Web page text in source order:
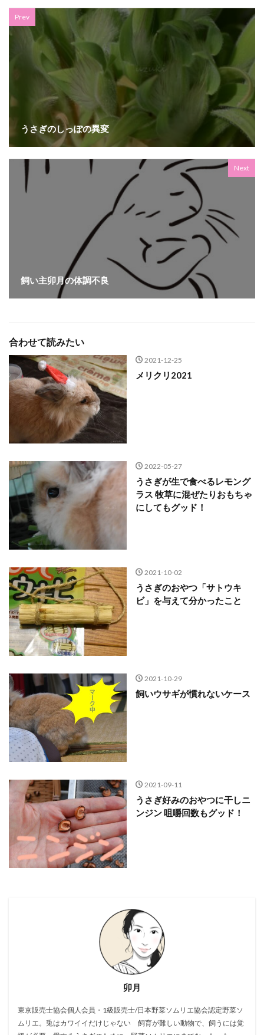
Prev
うさぎのしっぽの異変
Next
飼い主卯月の体調不良
合わせて読みたい
2021-12-25
メリクリ2021
2022-05-27
うさぎが生で食べるレモング
ラス 牧草に混ぜたりおもちゃ
にしてもグッド！
2021-10-02
うさぎのおやつ「サトウキ
ビ」を与えて分かったこと
2021-10-29
飼いウサギが慣れないケース
2021-09-11
うさぎ好みのおやつに干しニ
ンジン 咀嚼回数もグッド！
卯月
東京販売士協会個人会員・1級販売士/日本野菜ソムリエ協会認定野菜ソ
ムリエ。兎はカワイイだけじゃない 飼育が難しい動物で、飼うには覚